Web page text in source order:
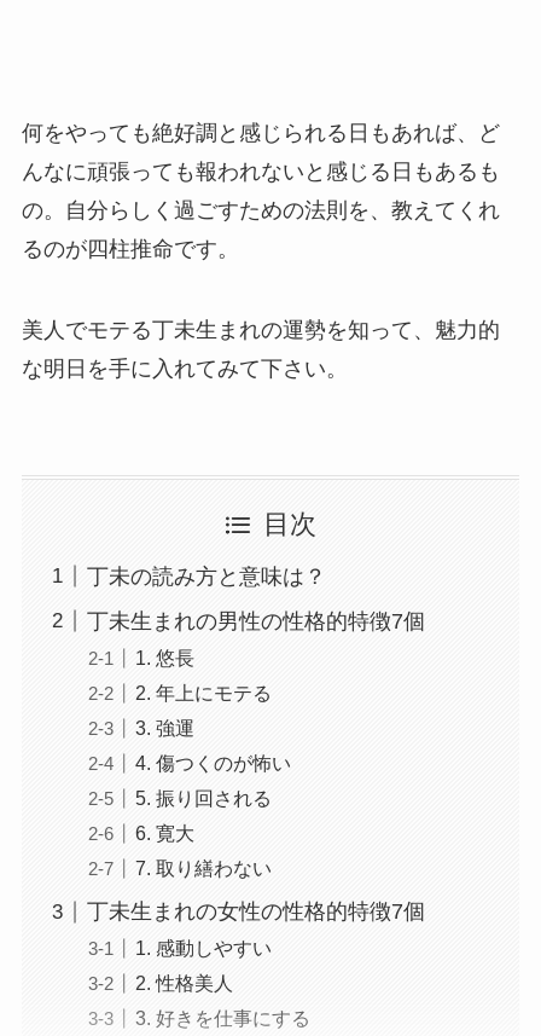
何をやっても絶好調と感じられる日もあれば、ど
んなに頑張っても報われないと感じる日もあるも
の。自分らしく過ごすための法則を、教えてくれ
るのが四柱推命です。
美人でモテる丁未生まれの運勢を知って、魅力的
な明日を手に入れてみて下さい。
目次
丁未の読み方と意味は？
丁未生まれの男性の性格的特徴7個
1. 悠長
2. 年上にモテる
3. 強運
4. 傷つくのが怖い
5. 振り回される
6. 寛大
7. 取り繕わない
丁未生まれの女性の性格的特徴7個
1. 感動しやすい
2. 性格美人
3. 好きを仕事にする